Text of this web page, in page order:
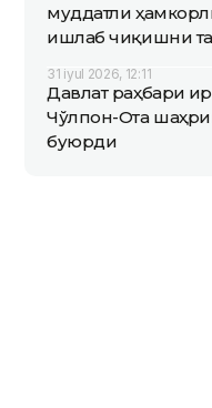
муддатли
ишлаб чиқишни
31 iyul 2026, 12:11
Давлат раҳбари
Чўлпон-Ота
буюрди